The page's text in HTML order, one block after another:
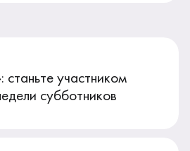
станьте участником
субботников